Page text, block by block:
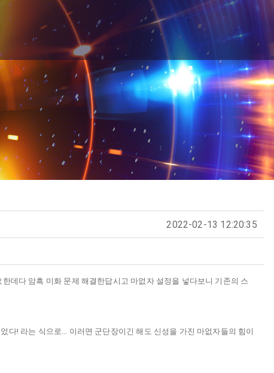
2022-02-13 12:20:35
데다 암흑 미화 문제 해결한답시고 마없자 설정을 넣다보니 기존의 스
다! 라는 식으로… 이러면 군단장이긴 해도 신성을 가진 마없자들의 힘이